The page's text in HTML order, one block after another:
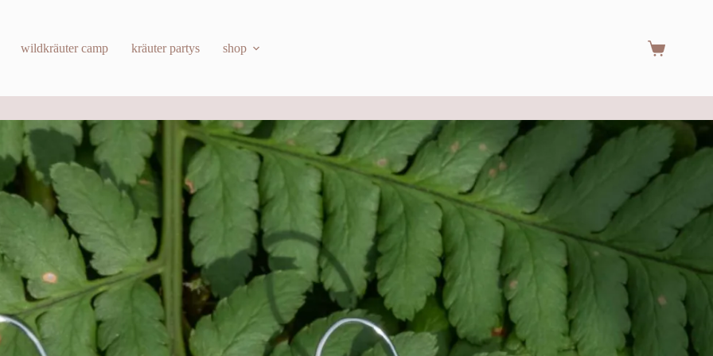
wildkräuter camp kräuter partys shop Warenkorb